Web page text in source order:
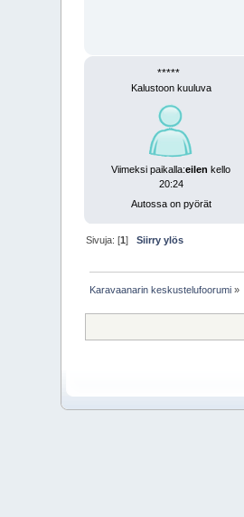
*****
Kalustoon kuuluva
Viimeksi paikalla:eilen kello
20:24
Autossa on pyörät
Sivuja: [1]Siirry ylös
Karavaanarin keskustelufoorumi »